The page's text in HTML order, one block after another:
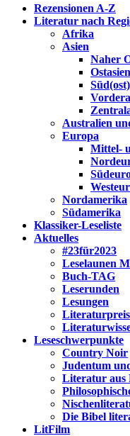
Wissenstagebuch
Eine Gabel für die Suppe
Rezensionen A-Z
Literatur nach
Afrika
Asien
Naher
Ostasien
Australien
Europa
Mittel-
Nordamerika
Südamerika
Klassiker-Leseliste
Aktuelles
#23für2023
Leselaunen
Buch-TAG
Leserunden
Lesungen
Literaturpreis
Leseschwerpunkte
Country Noir
Judentum
Literatur aus
Die Bibel
LitFilm